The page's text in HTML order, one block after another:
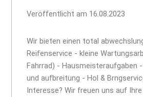
Veröffentlicht am 16.08.2023
Wir bieten einen total
Reifenservice - kleine
Fahrrad) - Hausmeisteraufgaben
und aufbreitung - Hol &
Interesse? Wir freuen uns auf Ihre